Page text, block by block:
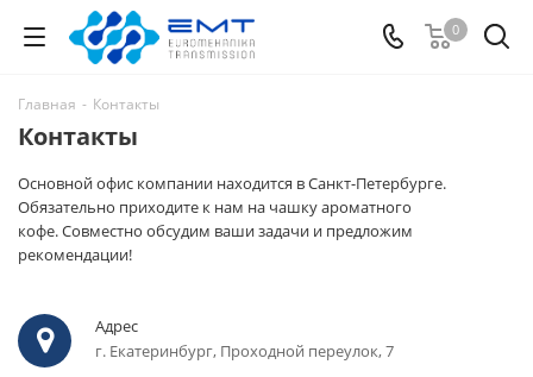
0
Главная - Контакты
Контакты
Основной офис компании находится в Санкт-Петербурге.
Обязательно приходите к нам на чашку ароматного
кофе. Совместно обсудим ваши задачи и предложим
рекомендации!
Адрес
г. Екатеринбург, Проходной переулок, 7